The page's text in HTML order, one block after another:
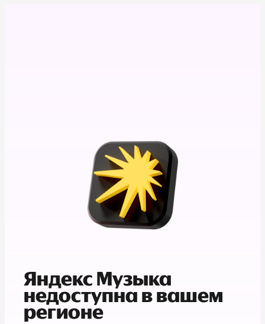
Яндекс Музыка
недоступна в вашем
регионе